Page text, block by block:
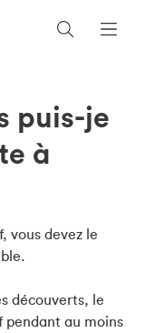
puis-je
à
vous devez le
découverts, le
au moins